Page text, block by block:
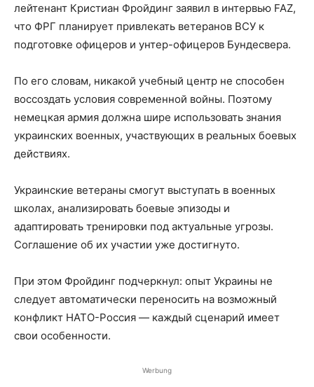
лейтенант Кристиан Фройдинг заявил в интервью FAZ,
что ФРГ планирует привлекать ветеранов ВСУ к
подготовке офицеров и унтер-офицеров Бундесвера.
По его словам, никакой учебный центр не способен
воссоздать условия современной войны. Поэтому
немецкая армия должна шире использовать знания
украинских военных, участвующих в реальных боевых
действиях.
Украинские ветераны смогут выступать в военных
школах, анализировать боевые эпизоды и
адаптировать тренировки под актуальные угрозы.
Соглашение об их участии уже достигнуто.
При этом Фройдинг подчеркнул: опыт Украины не
следует автоматически переносить на возможный
конфликт НАТО-Россия — каждый сценарий имеет
свои особенности.
Werbung